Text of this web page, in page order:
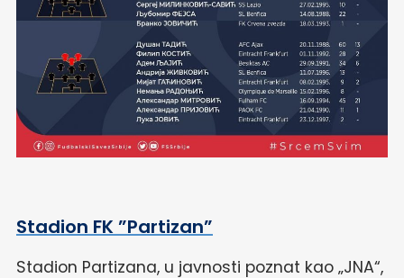
Stadion FK ”Partizan”
Stadion Partizana, u javnosti poznat kao „JNA“,